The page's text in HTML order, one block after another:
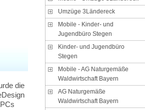
die
Umzüge 3Ländereck
Mobile - Kinder- und
Jugendbüro Stegen
Kinder- und Jugendbüro
Stegen
Mobile - AG Naturgemäße
Waldwirtschaft Bayern
AG Naturgemäße
Waldwirtschaft Bayern